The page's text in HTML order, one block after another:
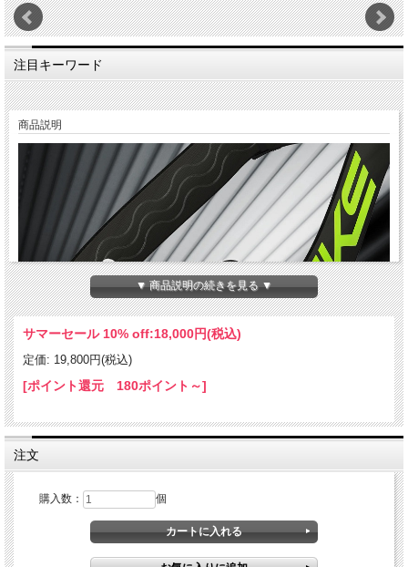
注目キーワード
商品説明
新しいLUCIDゴーグルは、明確な知覚が特徴です。 これは、ゴーグルビジネスに
おける35年以上の研究開発、経験、情熱、および進化から作成されています。
▼ 商品説明の続きを見る ▼
サマーセール 10% off:18,000円(税込)
定価: 19,800円(税込)
[ポイント還元 180ポイント～]
注文
購入数： 個